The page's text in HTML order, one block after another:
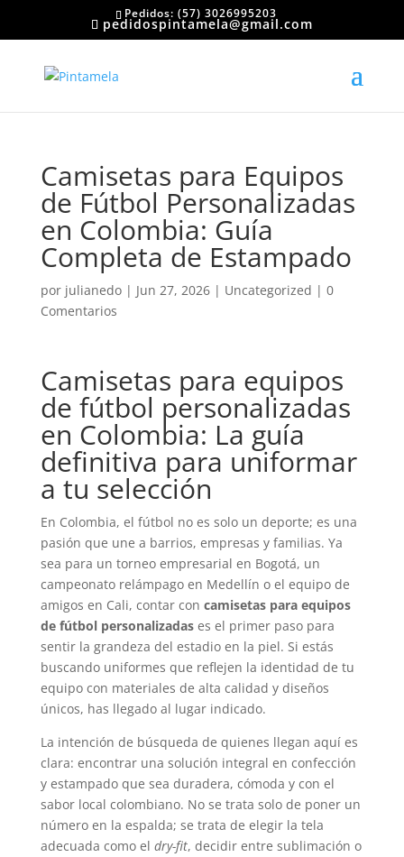
Pedidos: (57) 3026995203
pedidospintamela@gmail.com
Camisetas para Equipos
de Fútbol Personalizadas
en Colombia: Guía
Completa de Estampado
por julianedo| Jun 27, 2026| Uncategorized | 0
Comentarios
Camisetas para equipos
de fútbol personalizadas
en Colombia: La guía
definitiva para uniformar
a tu selección
En Colombia, el fútbol no es solo un deporte; es una
pasión que une a barrios, empresas y familias. Ya
sea para un torneo empresarial en Bogotá, un
campeonato relámpago en Medellín o el equipo de
amigos en Cali, contar con camisetas para equipos
de fútbol personalizadases el primer paso para
sentir la grandeza del estadio en la piel. Si estás
buscando uniformes que reflejen la identidad de tu
equipo con materiales de alta calidad y diseños
únicos, has llegado al lugar indicado.
La intención de búsqueda de quienes llegan aquí es
clara: encontrar una solución integral en confección
y estampado que sea duradera, cómoda y con el
sabor local colombiano. No se trata solo de poner un
número en la espalda; se trata de elegir la tela
adecuada como el dry-fit, decidir entre sublimación o